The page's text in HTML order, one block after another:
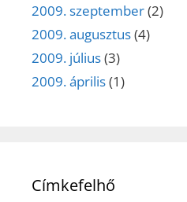
2009. szeptember(2)
2009. augusztus(4)
2009. július(3)
2009. április(1)
Címkefelhő